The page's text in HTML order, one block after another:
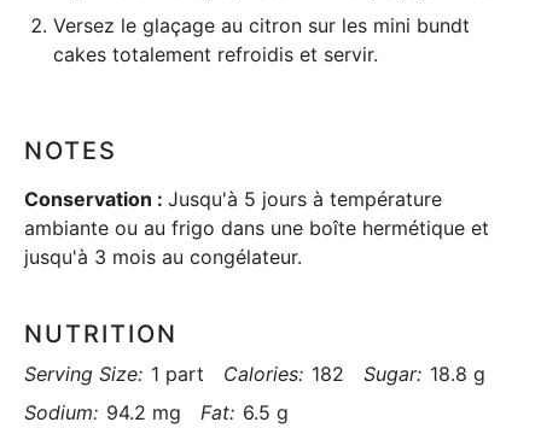
Versez le glaçage au citron sur les mini bundt
cakes totalement refroidis et servir.
NOTES
Conservation : Jusqu'à 5 jours à température
ambiante ou au frigo dans une boîte hermétique et
jusqu'à 3 mois au congélateur.
NUTRITION
Serving Size: 1 part Calories: 182 Sugar: 18.8 g
Sodium: 94.2 mg Fat: 6.5 g